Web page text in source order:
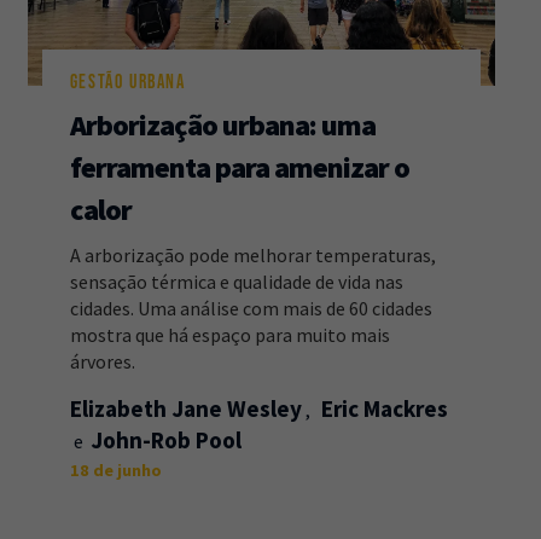
GESTÃO URBANA
Arborização urbana: uma
ferramenta para amenizar o
calor
A arborização pode melhorar temperaturas,
sensação térmica e qualidade de vida nas
cidades. Uma análise com mais de 60 cidades
mostra que há espaço para muito mais
árvores.
Elizabeth Jane Wesley
Eric Mackres
John-Rob Pool
18 de junho